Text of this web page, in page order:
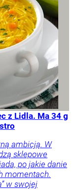
z Lidla. Ma 34 g
ambicją. W
sklepowe
po jakie danie
momentach.
w swojej